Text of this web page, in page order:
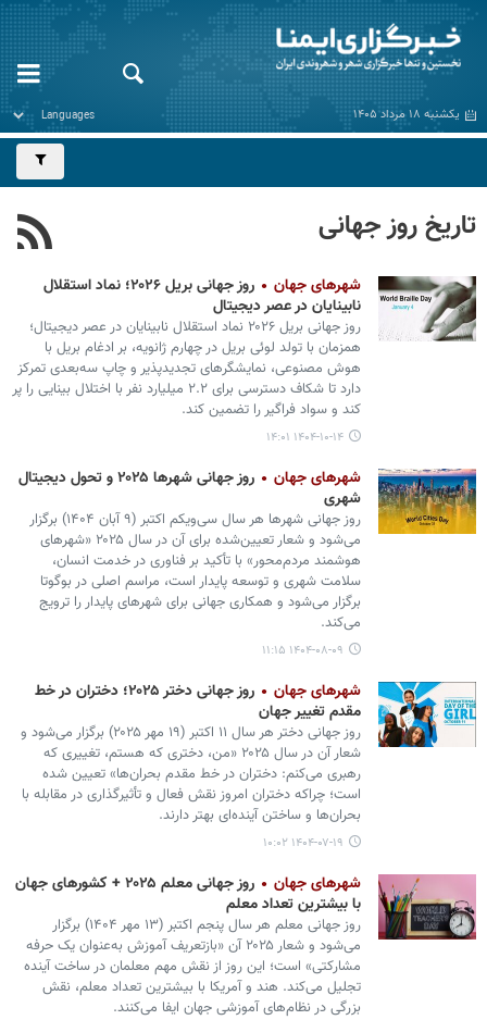
یکشنبه ۱۸ مرداد ۱۴۰۵
تاریخ روز جهانی
شهرهای جهان
روز جهانی بریل ۲۰۲۶؛ نماد استقلال
نابینایان در عصر دیجیتال
روز جهانی بریل ۲۰۲۶ نماد استقلال نابینایان در عصر دیجیتال؛
همزمان با تولد لوئی بریل در چهارم ژانویه، بر ادغام بریل با
هوش مصنوعی، نمایشگرهای تجدیدپذیر و چاپ سه‌بعدی تمرکز
دارد تا شکاف دسترسی برای ۲.۲ میلیارد نفر با اختلال بینایی را پر
کند و سواد فراگیر را تضمین کند.
۱۴۰۴-۱۰-۱۴ ۱۴:۰۱
شهرهای جهان
روز جهانی شهرها ۲۰۲۵ و تحول دیجیتال
شهری
روز جهانی شهرها هر سال سی‌ویکم اکتبر (۹ آبان ۱۴۰۴) برگزار
می‌شود و شعار تعیین‌شده برای آن در سال ۲۰۲۵ «شهرهای
هوشمند مردم‌محور» با تأکید بر فناوری در خدمت انسان،
سلامت شهری و توسعه پایدار است، مراسم اصلی در بوگوتا
برگزار می‌شود و همکاری جهانی برای شهرهای پایدار را ترویج
می‌کند.
۱۴۰۴-۰۸-۰۹ ۱۱:۱۵
شهرهای جهان
روز جهانی دختر ۲۰۲۵؛ دختران در خط
مقدم تغییر جهان
روز جهانی دختر هر سال ۱۱ اکتبر (۱۹ مهر ۲۰۲۵) برگزار می‌شود و
شعار آن در سال ۲۰۲۵ «من، دختری که هستم، تغییری که
رهبری می‌کنم: دختران در خط مقدم بحران‌ها» تعیین شده
است؛ چراکه دختران امروز نقش فعال و تأثیرگذاری در مقابله با
بحران‌ها و ساختن آینده‌ای بهتر دارند.
۱۴۰۴-۰۷-۱۹ ۱۰:۰۲
شهرهای جهان
روز جهانی معلم ۲۰۲۵ + کشورهای جهان
با بیشترین تعداد معلم
روز جهانی معلم هر سال پنجم اکتبر (۱۳ مهر ۱۴۰۴) برگزار
می‌شود و شعار ۲۰۲۵ آن «بازتعریف آموزش به‌عنوان یک حرفه
مشارکتی» است؛ این روز از نقش مهم معلمان در ساخت آینده
تجلیل می‌کند. هند و آمریکا با بیشترین تعداد معلم، نقش
بزرگی در نظام‌های آموزشی جهان ایفا می‌کنند.